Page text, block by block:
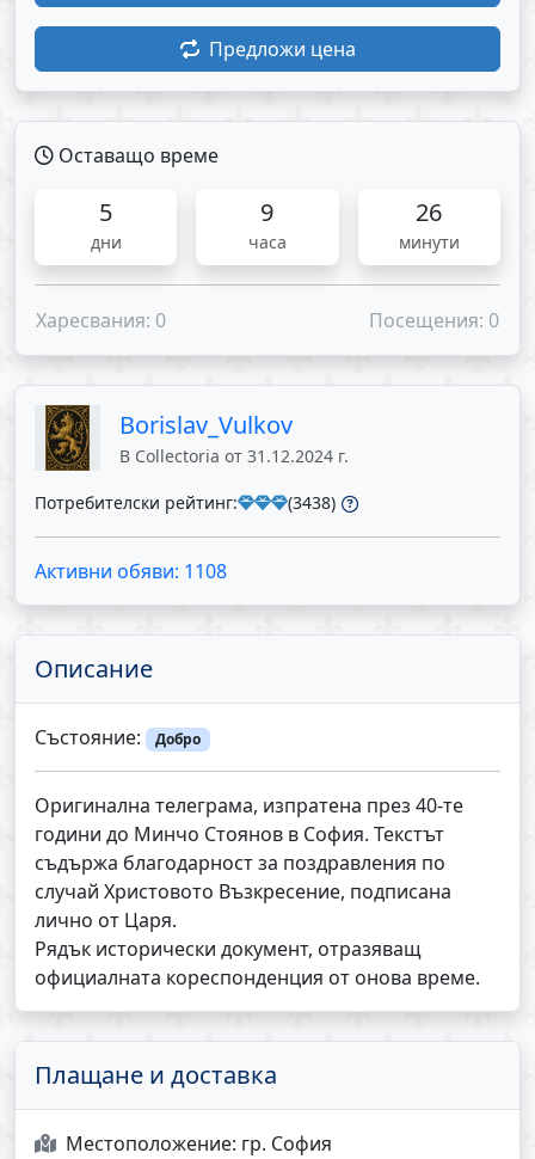
Предложи цена
Оставащо време
5
дни
9
часа
26
минути
Харесвания: 0 Посещения: 0
Borislav_Vulkov
В Collectoria от 31.12.2024 г.
Потребителски рейтинг: (3438)
Активни обяви: 1108
Описание
Състояние: Добро
Оригинална телеграма, изпратена през 40-те
години до Минчо Стоянов в София. Текстът
съдържа благодарност за поздравления по
случай Христовото Възкресение, подписана
лично от Царя.
Рядък исторически документ, отразяващ
официалната кореспонденция от онова време.
Плащане и доставка
Местоположение: гр. София